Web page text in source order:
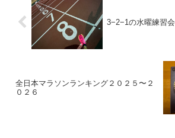
3−2−1の水曜練習会
全日本マラソンランキング２０２５〜２
０２６